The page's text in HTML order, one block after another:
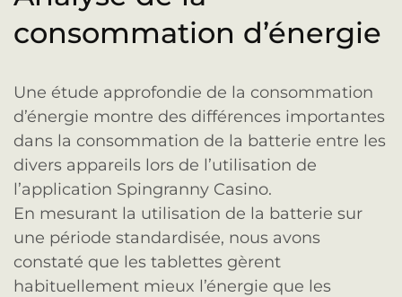
consommation d’énergie
Une étude approfondie de la consommation
d’énergie montre des différences importantes
dans la consommation de la batterie entre les
divers appareils lors de l’utilisation de
l’application Spingranny Casino.
En mesurant la utilisation de la batterie sur
une période standardisée, nous avons
constaté que les tablettes gèrent
habituellement mieux l’énergie que les